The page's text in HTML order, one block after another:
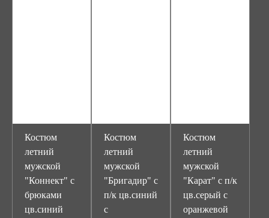
Костюм
летний
мужской
"Коннект" с
брюками
цв.синий
Костюм
летний
мужской
"Бригадир" с
п/к цв.синий
с
Костюм
летний
мужской
"Карат" с п/к
цв.серый с
оранжевой